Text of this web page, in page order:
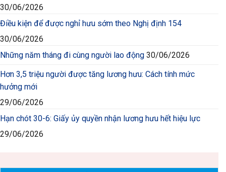
30/06/2026
Điều kiện để được nghỉ hưu sớm theo Nghị định 154
30/06/2026
Những năm tháng đi cùng người lao động 30/06/2026
Hơn 3,5 triệu người được tăng lương hưu: Cách tính mức
hưởng mới
29/06/2026
Hạn chót 30-6: Giấy ủy quyền nhận lương hưu hết hiệu lực
29/06/2026